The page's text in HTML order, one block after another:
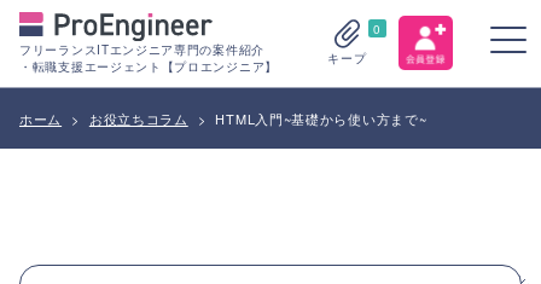
フリーランスITエンジニア専門の案件紹介
・転職支援エージェント【プロエンジニア】
0
キープ
ホーム > お役立ちコラム > HTML入門~基礎から使い方まで~